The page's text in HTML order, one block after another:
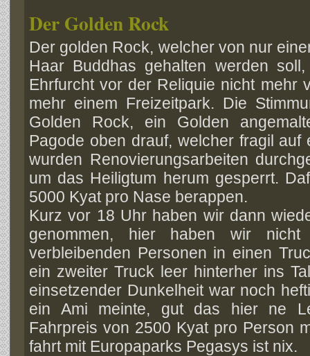
Der Golden Rock
Der golden Rock, welcher von nur
Haar Buddhas gehalten werden
Ehrfurcht vor der Reliquie nicht mehr
mehr einem Freizeitpark. Die
Golden Rock, ein Golden
Pagode oben drauf, welcher fragil auf
wurden Renovierungsarbeiten
um das Heiligtum herum gesperrt.
5000 Kyat pro Nase berappen.
Kurz vor 18 Uhr haben wir dann
genommen, hier haben wir nicht
verbleibenden Personen in einen
ein zweiter Truck leer hinterher ins
einsetzender Dunkelheit war noch
ein Ami meinte, gut das hier ne
Fahrpreis von 2500 Kyat pro Person
fahrt mit Europaparks Pegasys ist nix.